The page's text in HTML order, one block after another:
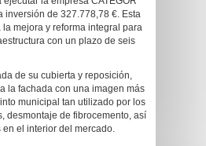
inversión de 327.778,78 €. Esta
mejora y reforma integral para
con un plazo de seis
de su cubierta y reposición,
la fachada con una imagen más
municipal tan utilizado por los
desmontaje de fibrocemento, así
el interior del mercado.